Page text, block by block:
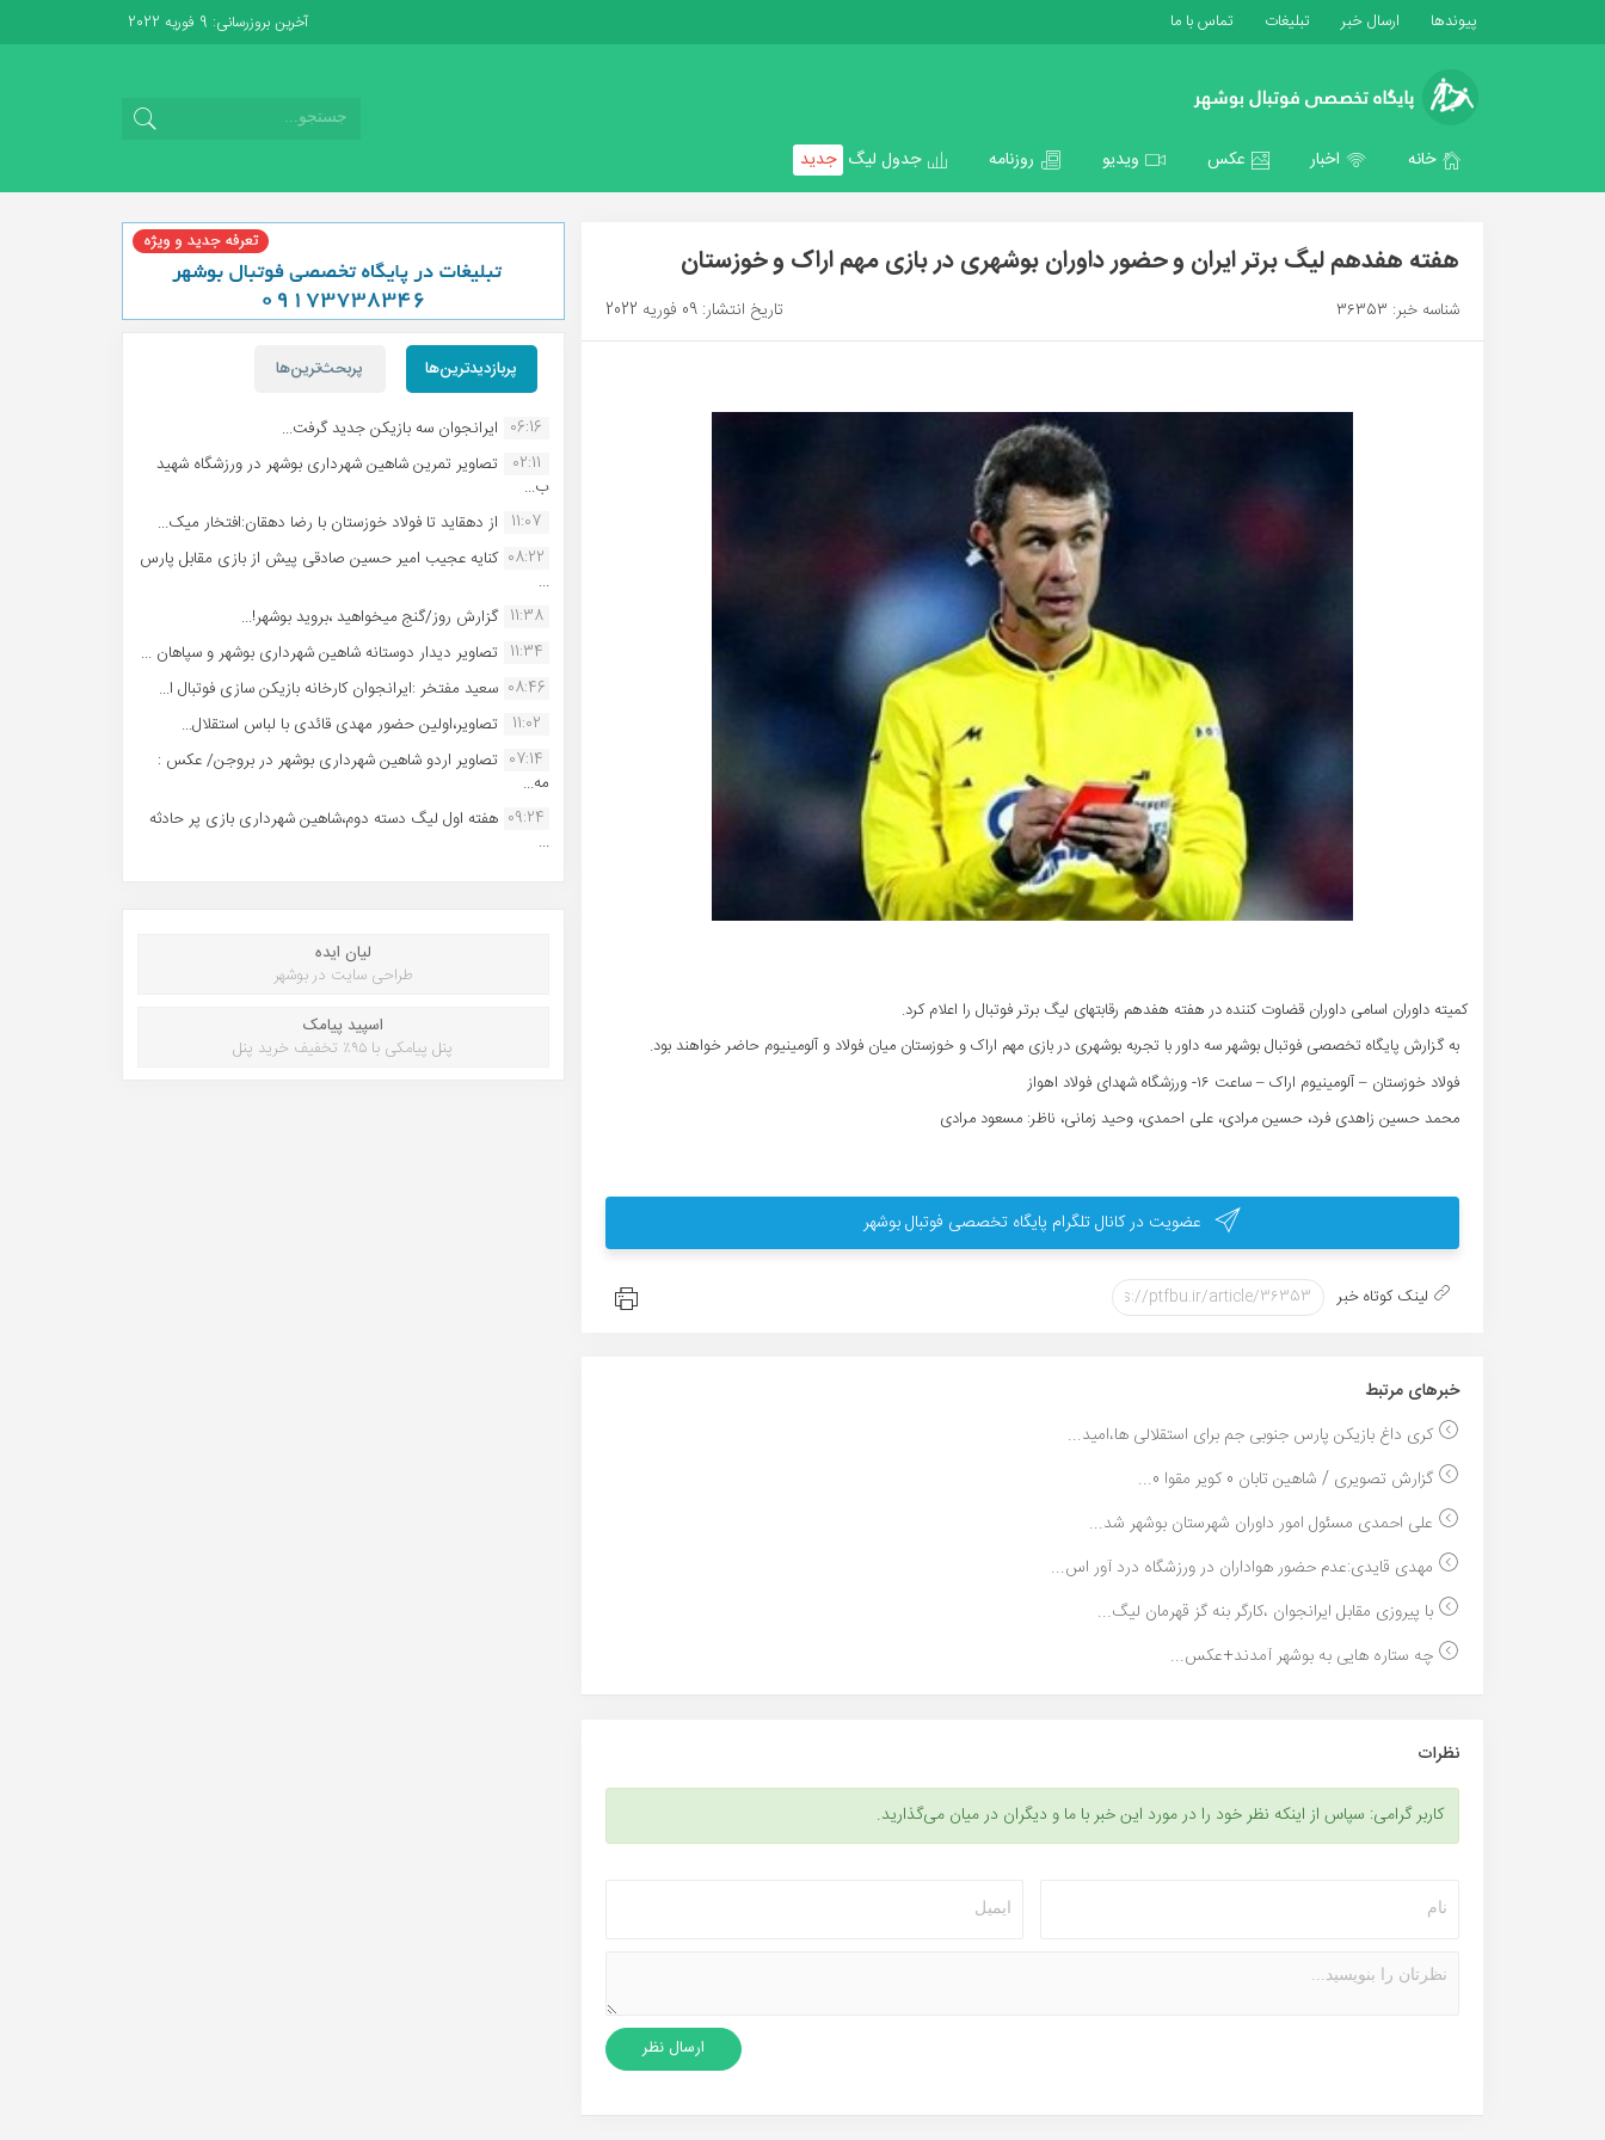
پیوندها ارسال خبر تبلیغات تماس با ما آخرین بروزرسانی: 9 فوریه 2022
خانه اخبار عکس ویدیو روزنامه جدول لیگ جدید
هفته هفدهم لیگ برتر ایران و حضور داوران بوشهری در بازی مهم اراک و خوزستان
شناسه خبر: 36353 تاریخ انتشار: 09 فوریه 2022
کمیته داوران اسامی داوران قضاوت کننده در هفته هفدهم رقابتهای لیگ برتر فوتبال را اعلام کرد.
به گزارش پایگاه تخصصی فوتبال بوشهر سه داور با تجربه بوشهری در بازی مهم اراک و خوزستان میان فولاد و آلومینیوم حاضر خواهند بود.
فولاد خوزستان – آلومینیوم اراک – ساعت ۱۶- ورزشگاه شهدای فولاد اهواز
محمد حسین زاهدی فرد، حسین مرادی، علی احمدی، وحید زمانی، ناظر: مسعود مرادی
عضویت در کانال تلگرام پایگاه تخصصی فوتبال بوشهر
لینک کوتاه خبر
خبر‌های مرتبط
کری داغ بازیکن پارس جنوبی جم برای استقلالی ها،امید...
گزارش تصویری / شاهین تابان 0 کویر مقوا 0...
علی احمدی مسئول امور داوران شهرستان بوشهر شد...
مهدی قایدی:عدم حضور هواداران در ورزشگاه درد آور اس...
با پیروزی مقابل ایرانجوان ،کارگر بنه گز قهرمان لیگ...
چه ستاره هایی به بوشهر آمدند+عکس...
نظرات
کاربر گرامی: سپاس از اینکه نظر خود را در مورد این خبر با ما و دیگران در میان می‌گذارید.
پربازدیدترین‌ها پربحث‌ترین‌ها
06:16 ایرانجوان سه بازیکن جدید گرفت...
02:11
تصاویر تمرین شاهین شهردارى بوشهر در ورزشگاه شهید
ب...
11:07 از دهقاید تا فولاد خوزستان با رضا دهقان:افتخار میک...
08:22 کنایه عجیب امیر حسین صادقی پیش از بازی مقابل پارس
...
11:38 گزارش روز/گنج میخواهید ،بروید بوشهر!...
11:34 تصاویر دیدار دوستانه شاهین شهردارى بوشهر و سپاهان ...
08:46 سعید مفتخر :ایرانجوان کارخانه بازیکن سازی فوتبال ا...
11:02
تصاویر،اولین حضور مهدی قائدی با لباس استقلال...
07:14 تصاویر اردو شاهین شهرداری بوشهر در بروجن/ عکس :
مه...
09:24 هفته اول لیگ دسته دوم،شاهین شهرداری بازی پر حادثه
...
لیان ایده
طراحی سایت در بوشهر
اسپید پیامک
پنل پیامکی با ۹۵٪ تخفیف خرید پنل